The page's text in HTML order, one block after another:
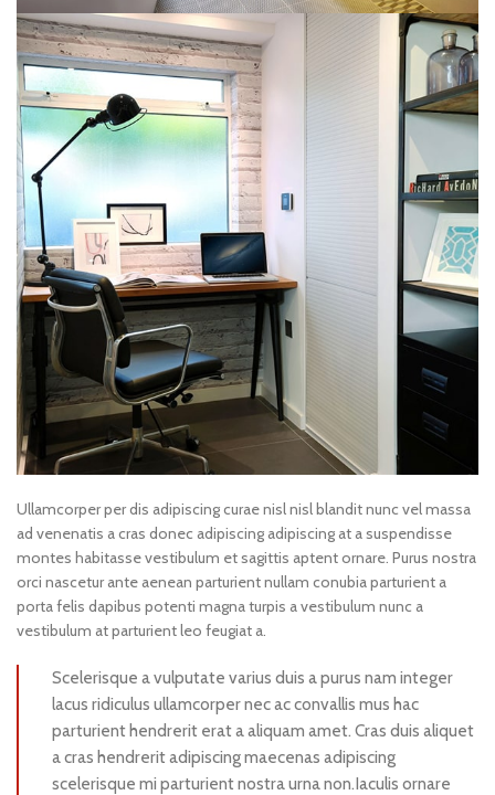
Ullamcorper per dis adipiscing curae nisl nisl blandit nunc vel massa
ad venenatis a cras donec adipiscing adipiscing at a suspendisse
montes habitasse vestibulum et sagittis aptent ornare. Purus nostra
orci nascetur ante aenean parturient nullam conubia parturient a
porta felis dapibus potenti magna turpis a vestibulum nunc a
vestibulum at parturient leo feugiat a.
Scelerisque a vulputate varius duis a purus nam integer
lacus ridiculus ullamcorper nec ac convallis mus hac
parturient hendrerit erat a aliquam amet. Cras duis aliquet
a cras hendrerit adipiscing maecenas adipiscing
scelerisque mi parturient nostra urna non.Iaculis ornare